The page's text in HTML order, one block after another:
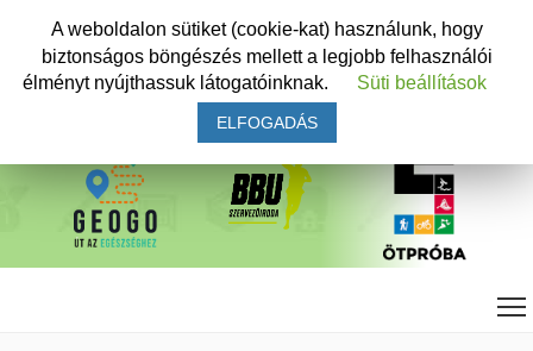
A weboldalon sütiket (cookie-kat) használunk, hogy
biztonságos böngészés mellett a legjobb felhasználói
élményt nyújthassuk látogatóinknak.
Süti beállítások
ELFOGADÁS